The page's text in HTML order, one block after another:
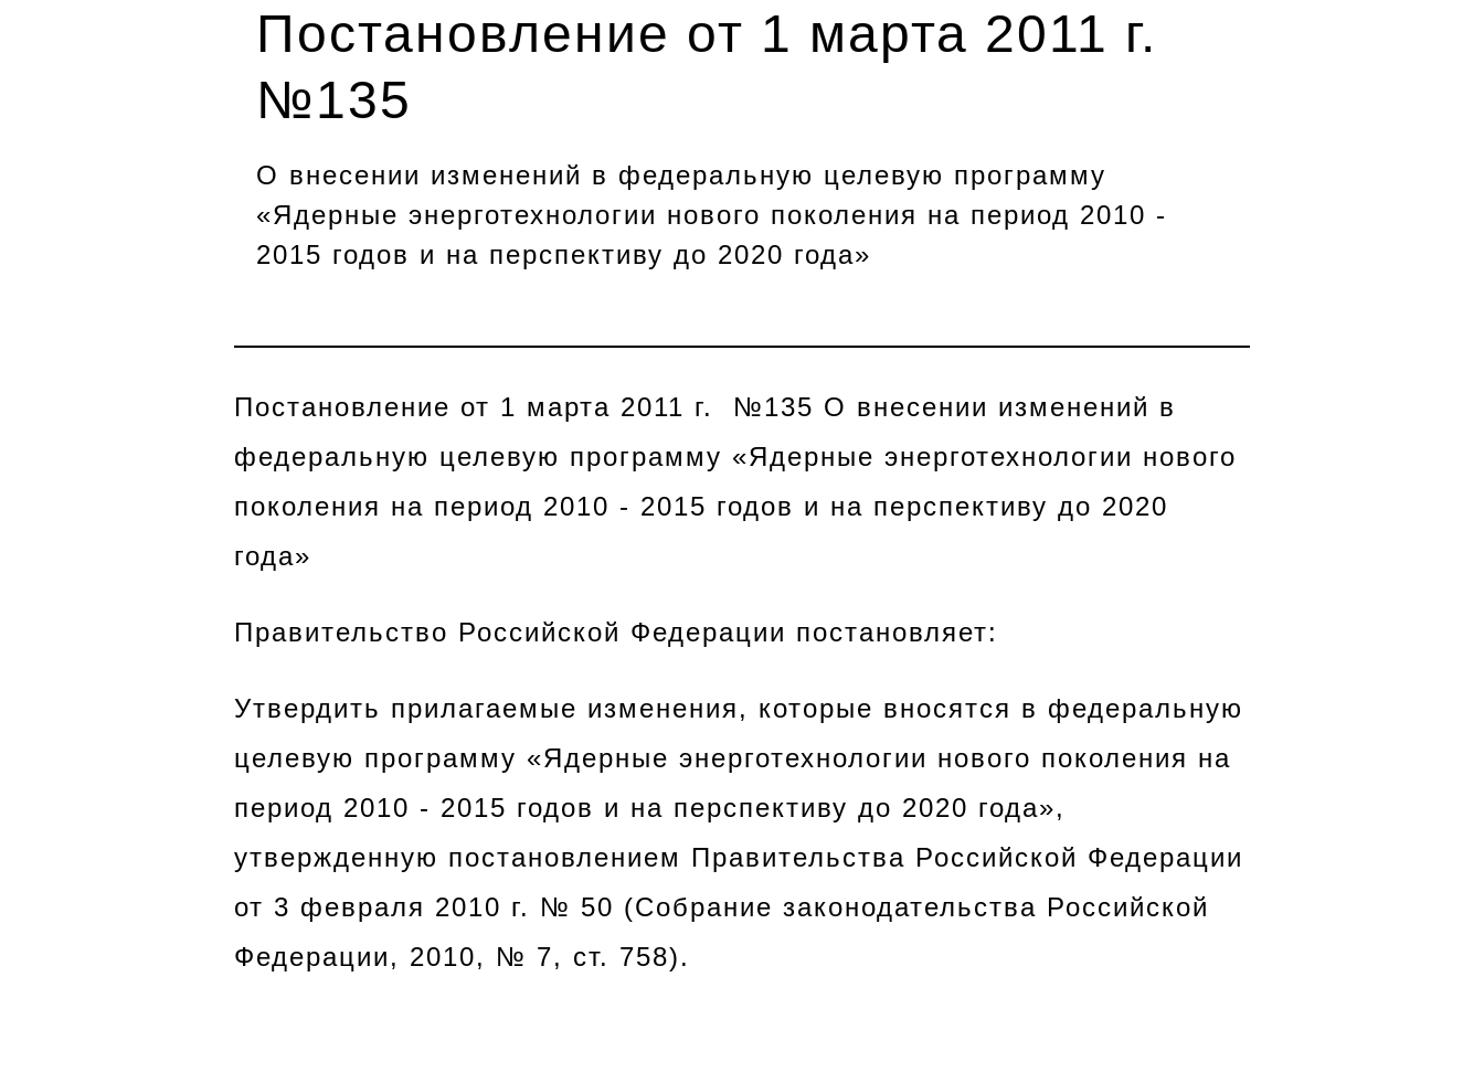
Постановление от 1 марта 2011 г.
№135
О внесении изменений в федеральную целевую программу
«Ядерные энерготехнологии нового поколения на период 2010 -
2015 годов и на перспективу до 2020 года»
Постановление от 1 марта 2011 г. №135 О внесении изменений в
федеральную целевую программу «Ядерные энерготехнологии нового
поколения на период 2010 - 2015 годов и на перспективу до 2020
года»
Правительство Российской Федерации постановляет:
Утвердить прилагаемые изменения, которые вносятся в федеральную
целевую программу «Ядерные энерготехнологии нового поколения на
период 2010 - 2015 годов и на перспективу до 2020 года»,
утвержденную постановлением Правительства Российской Федерации
от 3 февраля 2010 г. № 50 (Собрание законодательства Российской
Федерации, 2010, № 7, ст. 758).